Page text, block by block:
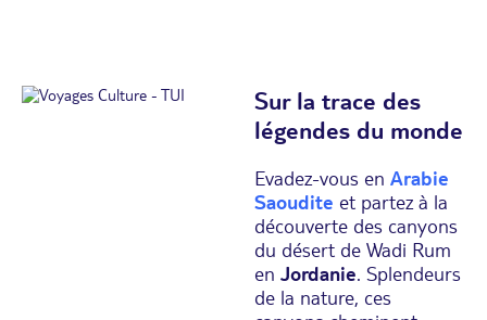
Sur la trace des
légendes du monde
Evadez-vous en Arabie
Saoudite et partez à la
découverte des canyons
du désert de Wadi Rum
en Jordanie. Splendeurs
de la nature, ces